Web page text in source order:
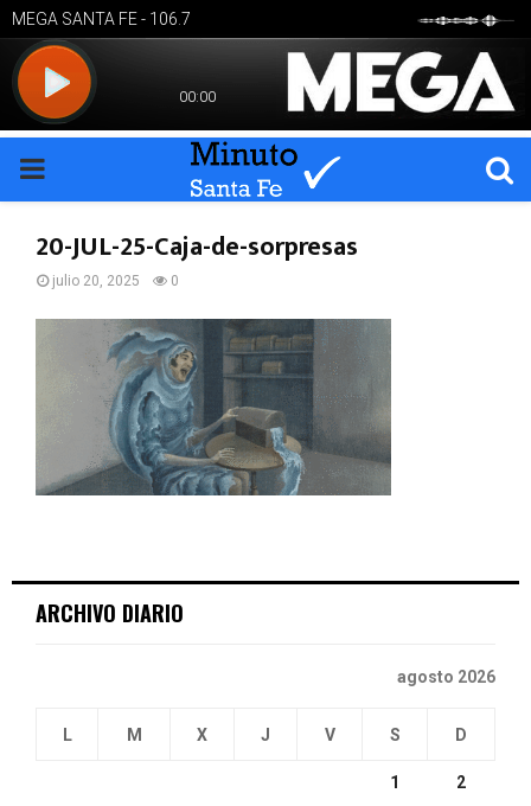
PRIMARY
MENU
20-JUL-25-Caja-de-sorpresas
julio 20, 2025 0
ARCHIVO DIARIO
agosto 2026
L M X J V S D
1 2